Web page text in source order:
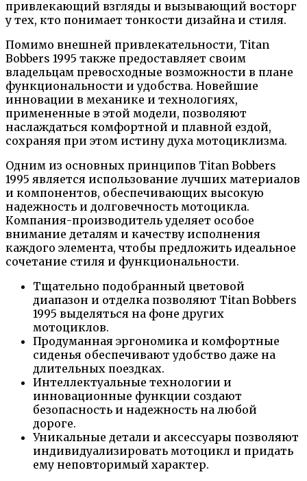
привлекающий взгляды и вызывающий восторг
у тех, кто понимает тонкости дизайна и стиля.
Помимо внешней привлекательности, Titan
Bobbers 1995 также предоставляет своим
владельцам превосходные возможности в плане
функциональности и удобства. Новейшие
инновации в механике и технологиях,
примененные в этой модели, позволяют
наслаждаться комфортной и плавной ездой,
сохраняя при этом истину духа мотоциклизма.
Одним из основных принципов Titan Bobbers
1995 является использование лучших материалов
и компонентов, обеспечивающих высокую
надежность и долговечность мотоцикла.
Компания-производитель уделяет особое
внимание деталям и качеству исполнения
каждого элемента, чтобы предложить идеальное
сочетание стиля и функциональности.
Тщательно подобранный цветовой
диапазон и отделка позволяют Titan Bobbers
1995 выделяться на фоне других
мотоциклов.
Продуманная эргономика и комфортные
сиденья обеспечивают удобство даже на
длительных поездках.
Интеллектуальные технологии и
инновационные функции создают
безопасность и надежность на любой
дороге.
Уникальные детали и аксессуары позволяют
индивидуализировать мотоцикл и придать
ему неповторимый характер.